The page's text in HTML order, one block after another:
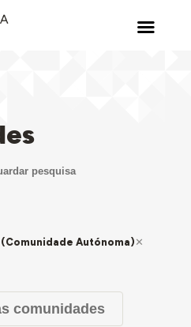
pesquisa
Autónoma)
comunidades